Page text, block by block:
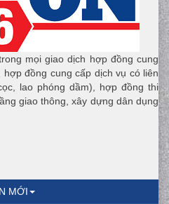
mọi giao dịch hợp đồng cung
đồng cung cấp dịch vụ có liên
lao phóng dầm), hợp đồng thi
giao thông, xây dựng dân dụng
MỚI